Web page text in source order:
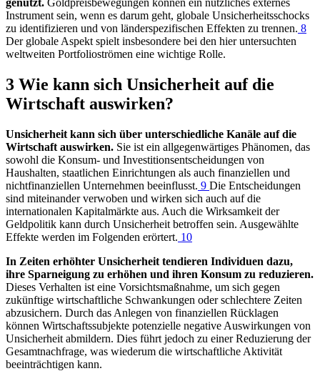
Instrument sein, wenn es darum geht, globale Unsicherheitsschocks
zu identifizieren und von länderspezifischen Effekten zu trennen. 8
Der globale Aspekt spielt insbesondere bei den hier untersuchten
weltweiten Portfolioströmen eine wichtige Rolle.
3 Wie kann sich Unsicherheit auf die
Wirtschaft auswirken?
Unsicherheit kann sich über unterschiedliche Kanäle auf die
Wirtschaft auswirken. Sie ist ein allgegenwärtiges Phänomen, das
sowohl die Konsum- und Investitionsentscheidungen von
Haushalten, staatlichen Einrichtungen als auch finanziellen und
nichtfinanziellen Unternehmen beeinflusst. 9 Die Entscheidungen
sind miteinander verwoben und wirken sich auch auf die
internationalen Kapitalmärkte aus. Auch die Wirksamkeit der
Geldpolitik kann durch Unsicherheit betroffen sein. Ausgewählte
Effekte werden im Folgenden erörtert. 10
In Zeiten erhöhter Unsicherheit tendieren Individuen dazu,
ihre Sparneigung zu erhöhen und ihren Konsum zu reduzieren.
Dieses Verhalten ist eine Vorsichtsmaßnahme, um sich gegen
zukünftige wirtschaftliche Schwankungen oder schlechtere Zeiten
abzusichern. Durch das Anlegen von finanziellen Rücklagen
können Wirtschaftssubjekte potenzielle negative Auswirkungen von
Unsicherheit abmildern. Dies führt jedoch zu einer Reduzierung der
Gesamtnachfrage, was wiederum die wirtschaftliche Aktivität
beeinträchtigen kann.